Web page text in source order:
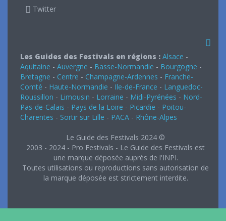
Twitter
Les Guides des Festivals en régions : Alsace -
Aquitaine - Auvergne - Basse-Normandie - Bourgogne -
Bretagne - Centre - Champagne-Ardennes - Franche-
Comté - Haute-Normandie - Ile-de-France - Languedoc-
Roussillon - Limousin - Lorraine - Midi-Pyrénées - Nord-
Pas-de-Calais - Pays de la Loire - Picardie - Poitou-
Charentes - Sortir sur Lille - PACA - Rhône-Alpes
Le Guide des Festivals 2024 ©
2003 - 2024 - Pro Festivals - Le Guide des Festivals est
une marque déposée auprès de l'INPI.
Toutes utilisations ou reproductions sans autorisation de
la marque déposée est strictement interdite.